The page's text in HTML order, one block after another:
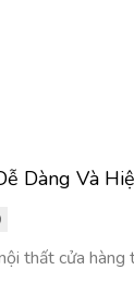
Dàng Và
thất cửa